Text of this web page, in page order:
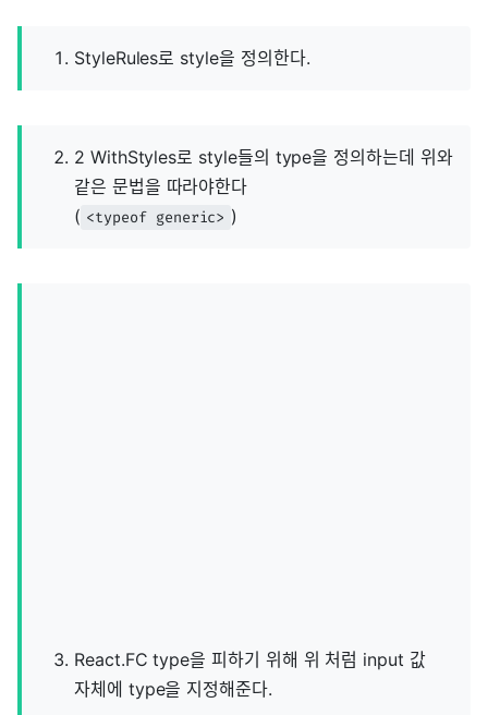
StyleRules로 style을 정의한다.
2 WithStyles로 style들의 type을 정의하는데 위와
같은 문법을 따라야한다
( <typeof generic> )
React.FC type을 피하기 위해 위 처럼 input 값
자체에 type을 지정해준다.